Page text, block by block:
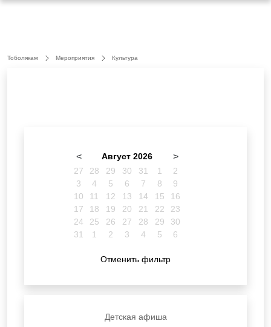
Тоболякам Мероприятия Культура
< Август 2026 >
27 28 29 30 31 1
2
3
4 5 6 7 8
9
10
11 12 13 14 15
16
17
18 19 20 21 22
23
24
25 26 27 28 29
30
31
1 2 3 4 5 6
Отменить фильтр
Детская афиша